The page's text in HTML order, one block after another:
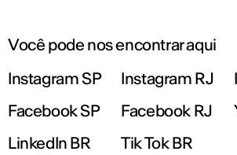
Você pode nos encontrar aqui
Instagram SP
Instagram RJ
Facebook SP
Facebook RJ
LinkedIn BR
Tik Tok BR